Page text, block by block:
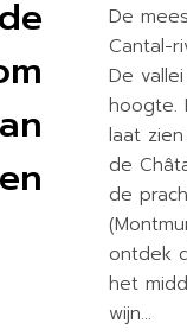
De
Cantal-
De
hoogte.
laat
de
de
ontdek
het
wijn…